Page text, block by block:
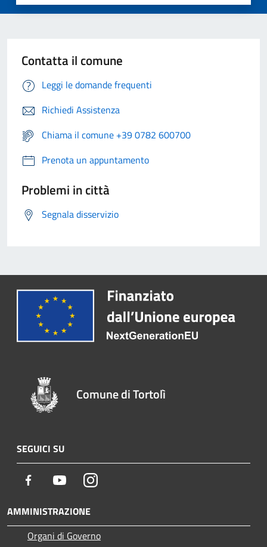
Contatta il comune
Leggi le domande frequenti
Richiedi Assistenza
Chiama il comune +39 0782 600700
Prenota un appuntamento
Problemi in città
Segnala disservizio
Comune di Tortolì
SEGUICI SU
Facebook YoutubeInstagram
AMMINISTRAZIONE
Organi di Governo